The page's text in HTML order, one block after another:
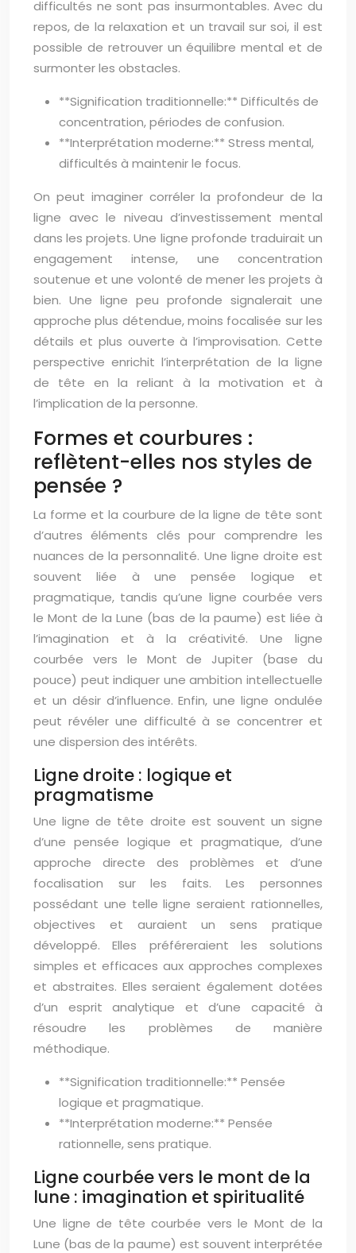
difficultés ne sont pas insurmontables. Avec du
repos, de la relaxation et un travail sur soi, il est
possible de retrouver un équilibre mental et de
surmonter les obstacles.
**Signification traditionnelle:** Difficultés de
concentration, périodes de confusion.
**Interprétation moderne:** Stress mental,
difficultés à maintenir le focus.
On peut imaginer corréler la profondeur de la
ligne avec le niveau d’investissement mental
dans les projets. Une ligne profonde traduirait un
engagement intense, une concentration
soutenue et une volonté de mener les projets à
bien. Une ligne peu profonde signalerait une
approche plus détendue, moins focalisée sur les
détails et plus ouverte à l’improvisation. Cette
perspective enrichit l’interprétation de la ligne
de tête en la reliant à la motivation et à
l’implication de la personne.
Formes et courbures :
reflètent-elles nos styles de
pensée ?
La forme et la courbure de la ligne de tête sont
d’autres éléments clés pour comprendre les
nuances de la personnalité. Une ligne droite est
souvent liée à une pensée logique et
pragmatique, tandis qu’une ligne courbée vers
le Mont de la Lune (bas de la paume) est liée à
l’imagination et à la créativité. Une ligne
courbée vers le Mont de Jupiter (base du
pouce) peut indiquer une ambition intellectuelle
et un désir d’influence. Enfin, une ligne ondulée
peut révéler une difficulté à se concentrer et
une dispersion des intérêts.
Ligne droite : logique et
pragmatisme
Une ligne de tête droite est souvent un signe
d’une pensée logique et pragmatique, d’une
approche directe des problèmes et d’une
focalisation sur les faits. Les personnes
possédant une telle ligne seraient rationnelles,
objectives et auraient un sens pratique
développé. Elles préféreraient les solutions
simples et efficaces aux approches complexes
et abstraites. Elles seraient également dotées
d’un esprit analytique et d’une capacité à
résoudre les problèmes de manière
méthodique.
**Signification traditionnelle:** Pensée
logique et pragmatique.
**Interprétation moderne:** Pensée
rationnelle, sens pratique.
Ligne courbée vers le mont de la
lune : imagination et spiritualité
Une ligne de tête courbée vers le Mont de la
Lune (bas de la paume) est souvent interprétée